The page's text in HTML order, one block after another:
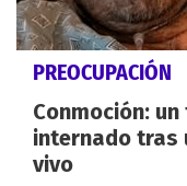
PREOCUPACIÓN
Conmoción:
internado tras
vivo